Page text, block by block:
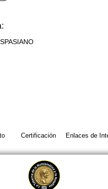
Certificación Enlaces de